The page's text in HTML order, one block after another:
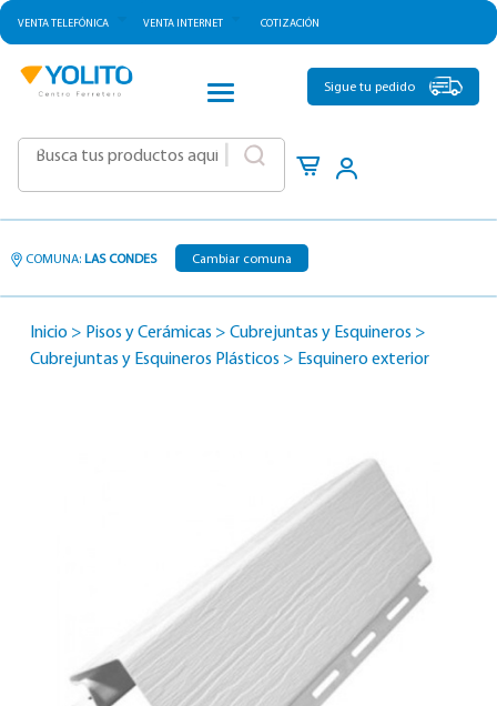
VENTA TELEFÓNICA VENTA INTERNET COTIZACIÓN
CATEGORÍAS
Sigue tu pedido
COMUNA: LAS CONDES Cambiar comuna
Inicio > Pisos y Cerámicas > Cubrejuntas y Esquineros >
Cubrejuntas y Esquineros Plásticos > Esquinero exterior